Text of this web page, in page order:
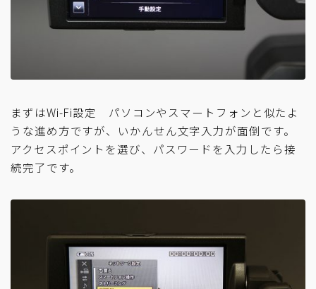
まずはWi-Fi設定 パソコンやスマートフォンと似たよ
うな進め方ですが、いかんせん文字入力が面倒です。
アクセスポイントを選び、パスワードを入力したら接
続完了です。